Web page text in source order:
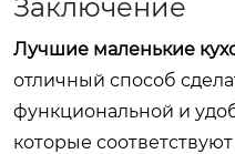
Заключение
Лучшие маленькие
отличный способ
функциональной и
которые